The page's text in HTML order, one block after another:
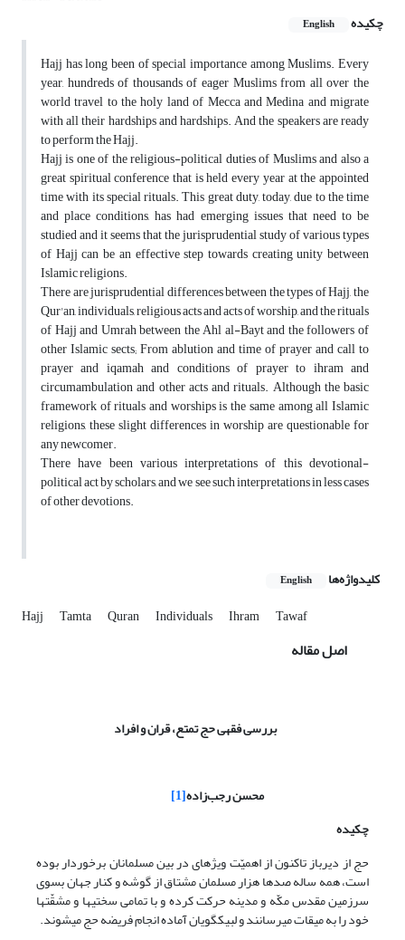
چکیده English
Hajj has long been of special importance among Muslims. Every
year, hundreds of thousands of eager Muslims from all over the
world travel to the holy land of Mecca and Medina and migrate
with all their hardships and hardships. And the speakers are ready
to perform the Hajj.
Hajj is one of the religious-political duties of Muslims and also a
great spiritual conference that is held every year at the appointed
time with its special rituals. This great duty, today, due to the time
and place conditions, has had emerging issues that need to be
studied and it seems that the jurisprudential study of various types
of Hajj can be an effective step towards creating unity between
Islamic religions.
There are jurisprudential differences between the types of Hajj, the
Qur'an, individuals, religious acts and acts of worship, and the rituals
of Hajj and Umrah between the Ahl al-Bayt and the followers of
other Islamic sects; From ablution and time of prayer and call to
prayer and iqamah and conditions of prayer to ihram and
circumambulation and other acts and rituals. Although the basic
framework of rituals and worships is the same among all Islamic
religions, these slight differences in worship are questionable for
any newcomer.
There have been various interpretations of this devotional-
political act by scholars, and we see such interpretations in less cases
of other devotions.
کلیدواژه‌ها English
Hajj Tamta Quran Individuals Ihram Tawaf
اصل مقاله
بررسی فقهی حج تمتع، قران و افراد
محسن رجب‌زاده[1]
چکیده
حج از دیرباز تاکنون از اهمیّت ویژه‏اى در بین مسلمانان برخوردار بوده
است، همه ساله صدها هزار مسلمان مشتاق از گوشه و کنار جهان بسوى
سرزمین مقدس مکّه و مدینه حرکت کرده و با تمامى سختی­ها و مشقّت­ها
خود را به میقات مى‏رسانند و لبیک‏گویان آماده انجام فریضه حج مى‏شوند.